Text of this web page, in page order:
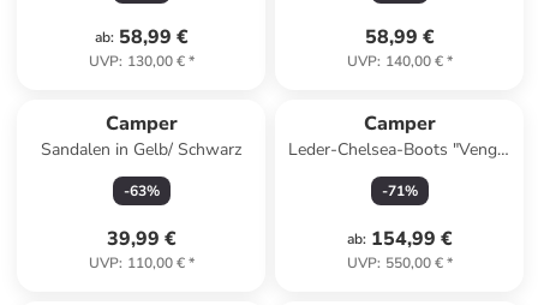
ab: 58,99 €
UVP: 130,00 €*
58,99 €
UVP: 140,00 €*
Camper
Sandalen in Gelb/ Schwarz
-63%
39,99 €
UVP: 110,00 €*
Camper
Leder-Chelsea-Boots "Venga"
in Schwarz
-71%
ab: 154,99 €
UVP: 550,00 €*